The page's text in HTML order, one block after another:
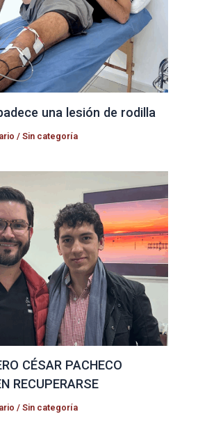
una lesión de rodilla
/Sin categoría
CÉSAR PACHECO
RECUPERARSE
/Sin categoría